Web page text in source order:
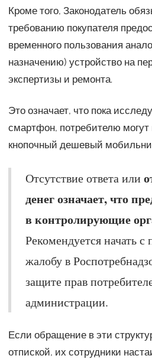
Кроме того, Законодатель
требованию покупателя
временного пользования
назначению) устройство на
экспертизы и ремонта.
Это означает, что пока
смартфон, потребителю могут
кнопочный дешевый
Отсутствие ответа или
денег означает, что
в контролирующие
Рекомендуется начать с
жалобу в
защите прав
администрации.
Если обращение в эти
отпиской, их сотрудники